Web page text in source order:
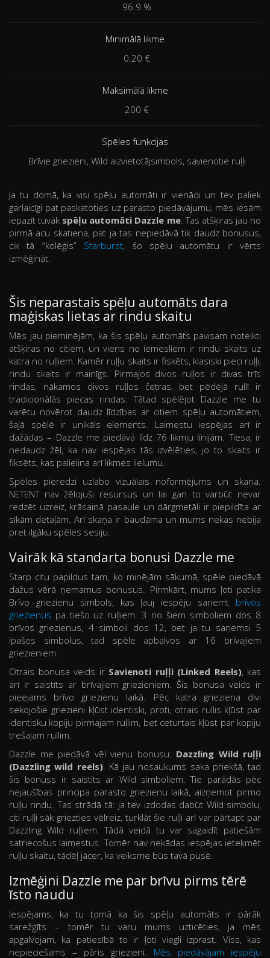
96.9 %
Minimālā likme
0.20 €
Maksimālā likme
200 €
Spēles funkcijas
Brīvie griezieni, Wild aizvietotājsimbols, savienotie ruļļi
Ja tu domā, ka visi spēļu automāti ir vienādi un tev paliek
garlaicīgi pat paskatoties uz parasto piedāvājumu, mēs iesām
iepazīt tuvāk spēļu automāti Dazzle me. Tas atšķiras jau no
pirmā acu skatiena, pat ja tas nepiedāvā tik daudz bonusus,
cik tā “kolēģis” Starburst, šo spēļu automātu ir vērts
izmēģināt.
Šis neparastais spēļu automāts dara
maģiskas lietas ar rindu skaitu
Mēs jau pieminējām, ka šis spēļu automāts pavisam noteikti
atšķiras no citiem, un viens no iemesliem ir rindu skaits uz
katra no ruļļiem. Kamēr ruļļu skaits ir fiskēts, klasiski pieci ruļļi,
rindu skaits ir mainīgs. Pirmajos divos ruļļos ir divas trīs
rindas, nākamos divos ruļļos četras, bet pēdējā rullī ir
tradicionālās piecas rindas. Tātad spēlējot Dazzle me tu
varētu novērot daudz līdzības ar citiem spēļu automātiem,
šajā spēlē ir unikāls elements. Laimestu iespējas arī ir
dažādas – Dazzle me piedāvā līdz 76 likmju līnijām. Tiesa, ir
nedaudz žēl, ka nav iespējas tās izvēlēties, jo to skaits ir
fiksēts, kas palielina arī likmes lielumu.
Spēles pieredzi uzlabo vizuālais noformējums un skaņa.
NETENT nav žēlojuši resursus un lai gan to varbūt nevar
redzēt uzreiz, krāsainā pasaule un dārgmetāli ir piepildīta ar
sīkām detaļām. Arī skaņa ir baudāma un mums nekas nebija
pret ilgāku spēles sesiju.
Vairāk kā standarta bonusi Dazzle me
Starp citu papildus tam, ko minējām sākumā, spēle piedāvā
dažus vērā ņemamus bonusus. Pirmkārt, mums ļoti patika
Brīvo griezienu simbols, kas ļauj iespēju saņemt brīvos
griezienus pa tiešo uz ruļļiem. 3 no šiem simboliem dos 8
brīvos griezienus, 4 simboli dos 12, bet ja tu saņemsi 5
īpašos simbolus, tad spēle apbalvos ar 16 brīvajiem
griezieniem.
Otrais bonusa veids ir Savienoti ruļļi (Linked Reels), kas
arī ir saistīts ar brīvajiem griezieniem. Šis bonusa veids ir
pieejams brīvo griezienu laikā. Pēc katra grieziena divi
sekojošie griezieni kļūst identiski, proti, otrais rullis kļūst par
identisku kopiju pirmajam rullim, bet ceturtais kļūst par kopiju
trešajam rullim.
Dazzle me piedāvā vēl vienu bonusu: Dazzling Wild ruļļi
(Dazzling wild reels). Kā jau nosaukums saka priekšā, tad
šis bonuss ir saistīts ar Wild simboliem. Tie parādās pēc
nejaušības principa parasto griezienu laikā, aizņemot pirmo
ruļļu rindu. Tas strādā tā: ja tev izdodas dabūt Wild simbolu,
citi ruļļi sāk griezties vēlreiz, turklāt šie ruļļi arī var pārtapt par
Dazzling Wild ruļļiem. Tādā veidā tu var sagaidīt patiešām
satriecošus laimestus. Tomēr nav nekādas iespējas ietekmēt
ruļļu skaitu, tādēļ jācer, ka veiksme būs tavā pusē.
Izmēģini Dazzle me par brīvu pirms tērē
īsto naudu
Iespējams, ka tu tomā ka šis spēļu automāts ir pārāk
sarežģīts – tomēr tu varu mums uzticēties, ja mēs
apgalvojam, ka patiesībā to ir ļoti viegli izprast. Viss, kas
nepieciešams – pāris griezieni. Mēs piedāvājam iespēju